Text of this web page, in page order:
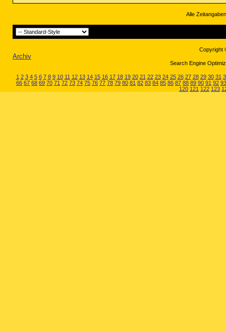
Alle
Copyright
Archiv
Search Engine
1 2 3 4 5 6 7 8 9 10 11 12 13 14 15 16 17 18 19 20 21 22 23 24 25 26 27 28 29 30 31
66 67 68 69 70 71 72 73 74 75 76 77 78 79 80 81 82 83 84 85 86 87 88 89 90 91 92 93
120 121 122 123